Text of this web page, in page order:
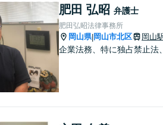
肥田 弘昭 弁護士
肥田弘昭法律事務所
岡山県|岡山市北区 岡山
企業法務、特に独占禁止法